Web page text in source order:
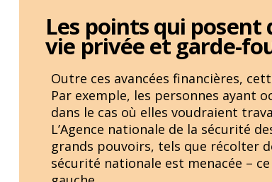
Les points qui posent
vie privée et garde-
Outre ces avancées financières,
Par exemple, les personnes ayant
dans le cas où elles voudraient
L’Agence nationale de la sécurité
grands pouvoirs, tels que récolter
sécurité nationale est menacée –